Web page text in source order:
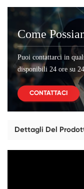
Come
Puoi contattarci in
disponibili 24 ore su
CONTATTACI
Dettagli Del